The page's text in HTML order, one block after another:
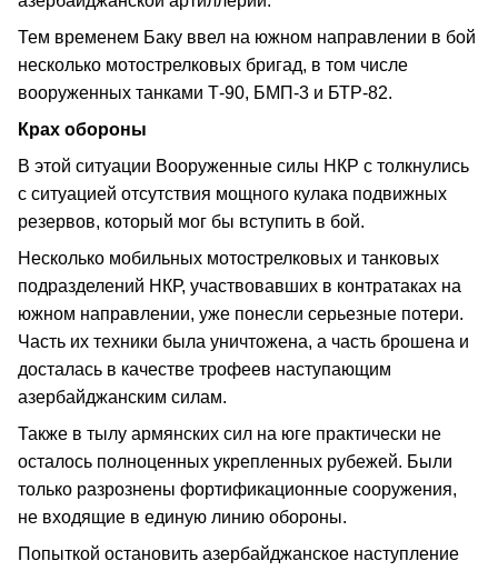
Тем временем Баку ввел на южном направлении в бой
несколько мотострелковых бригад, в том числе
вооруженных танками Т-90, БМП-3 и БТР-82.
Крах обороны
В этой ситуации Вооруженные силы НКР с толкнулись
с ситуацией отсутствия мощного кулака подвижных
резервов, который мог бы вступить в бой.
Несколько мобильных мотострелковых и танковых
подразделений НКР, участвовавших в контратаках на
южном направлении, уже понесли серьезные потери.
Часть их техники была уничтожена, а часть брошена и
досталась в качестве трофеев наступающим
азербайджанским силам.
Также в тылу армянских сил на юге практически не
осталось полноценных укрепленных рубежей. Были
только разрознены фортификационные сооружения,
не входящие в единую линию обороны.
Попыткой остановить азербайджанское наступление